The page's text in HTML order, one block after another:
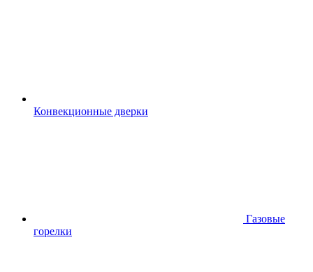
Конвекционные дверки
Газовые
горелки